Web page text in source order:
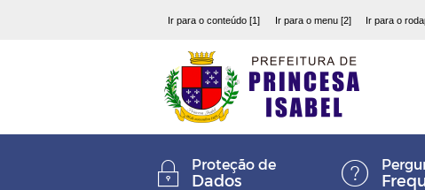
Ir para o conteúdo [1] Ir para o menu [2] Ir para o
Proteção de
Dados